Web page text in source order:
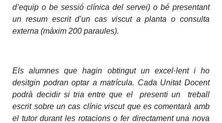
d’equip o be sessió clínica del servei) o bé presentant
un resum escrit d’un cas viscut a planta o consulta
externa (màxim 200 paraules).
Els alumnes que hagin obtingut un excel·lent i ho
desitgin podran optar a matrícula. Cada Unitat Docent
podrà decidir si tria entre que el presenti un treball
escrit sobre un cas clínic viscut que es comentarà amb
el tutor durant les rotacions o fer directament una nova